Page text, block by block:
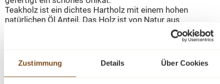
Zustimmung Details Über Cookies
Teakholz ist ein dichtes Hartholz mit einem hohen
natürlichen Öl Anteil. Das Holz ist von Natur aus
wasserabweisend und sehr robust. Die Bank ist auch in
Abmessungen: (H/B/T): 90/190/50 cm